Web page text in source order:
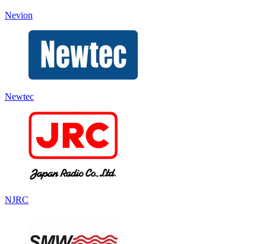
Nevion
Newtec
NJRC